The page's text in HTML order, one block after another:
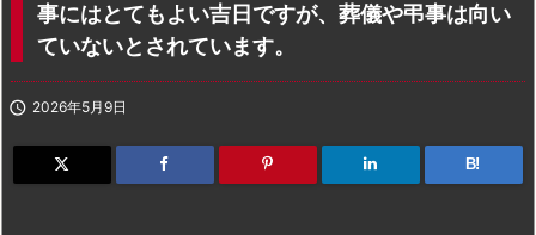
事にはとてもよい吉日ですが、葬儀や弔事は向い
ていないとされています。
 2026年5月9日
B!